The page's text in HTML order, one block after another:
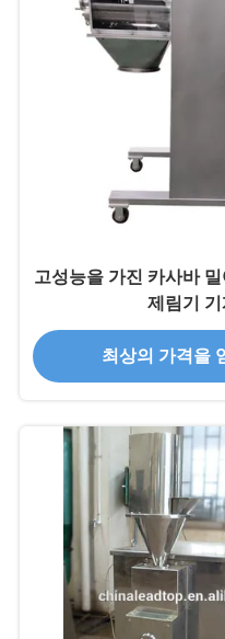
고성능을 가진 카사바
제림기 기
최상의 가격을